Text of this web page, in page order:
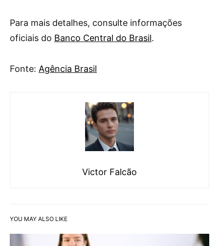
Para mais detalhes, consulte informações
oficiais do Banco Central do Brasil.
Fonte: Agência Brasil
Victor Falcão
YOU MAY ALSO LIKE